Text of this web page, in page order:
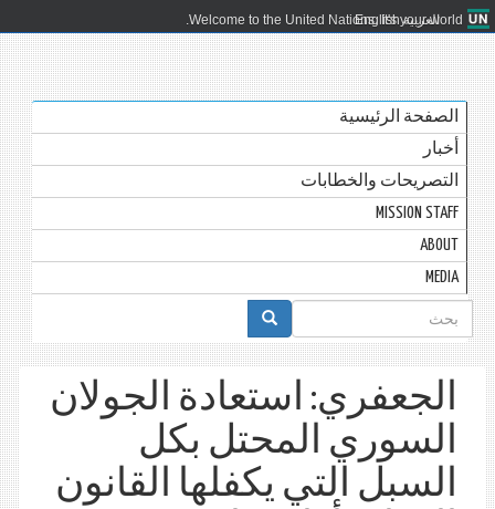
Welcome to the United Nations. It's your world.
العربية English
الصفحة الرئيسية
أخبار
التصريحات والخطابات
MISSION STAFF
ABOUT
MEDIA
استمارة
البحث
الجعفري: استعادة الجولان
السوري المحتل بكل
السبل التي يكفلها القانون